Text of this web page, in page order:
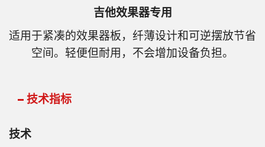
吉他效果器专用
适用于紧凑的效果器板，纤薄设计和可逆摆放节省
空间。轻便但耐用，不会增加设备负担。
技术指标
技术